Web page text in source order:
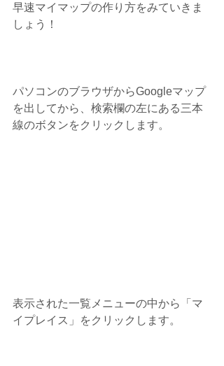
早速マイマップの作り方をみていきま
しょう！
パソコンのブラウザからGoogleマップ
を出してから、検索欄の左にある三本
線のボタンをクリックします。
表示された一覧メニューの中から「マ
イプレイス」をクリックします。